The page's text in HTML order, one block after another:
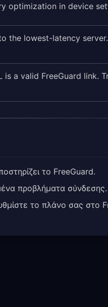
optimization in device
the lowest-latency
is a valid FreeGuard link.
το FreeGuard.
προβλήματα σύνδεσης.
το πλάνο σας στο